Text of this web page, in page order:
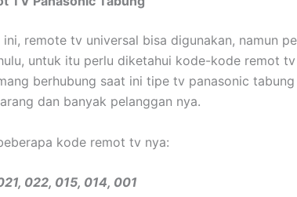
ini, remote tv universal bisa digunakan, namun
untuk itu perlu diketahui kode-kode remot
berhubung saat ini tipe tv panasonic
dan banyak pelanggan nya.
kode remot tv nya:
022, 015, 014, 001